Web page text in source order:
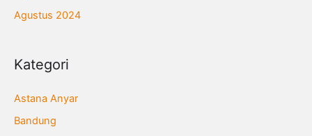
Agustus 2024
Kategori
Astana Anyar
Bandung